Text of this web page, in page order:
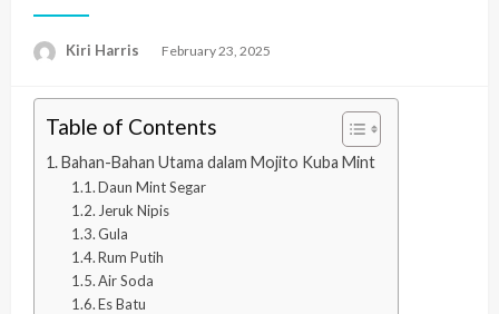
Kiri Harris
Posted
February 23, 2025
Table of Contents
Bahan-Bahan Utama dalam Mojito Kuba Mint
Daun Mint Segar
Jeruk Nipis
Gula
Rum Putih
Air Soda
Es Batu